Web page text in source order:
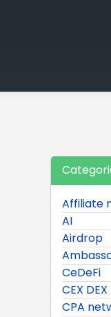
Affiliate
AI
Airdrop
CeDeFi
CEX DEX
CPA